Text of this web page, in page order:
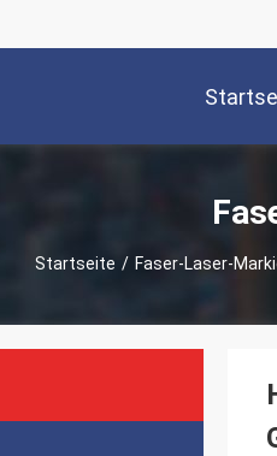
Startseite / Faser-Laser-